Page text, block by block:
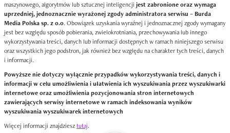
maszynowego, algorytmów lub sztucznej inteligencji jest zabronione oraz wymaga
uprzedniej, jednoznacznie wyrażonej zgody administratora serwisu – Burda
Media Polska sp. z o.o. Obowiązek uzyskania wyraźnej i jednoznacznej zgody wymagany
jest bez względu sposób pobierania, zwielokrotniania, przechowywania lub innego
wykorzystywania treści, danych lub informacji dostępnych w ramach niniejszego serwisu
oraz wszystkich jego podstron, jak również bez względu na charakter tych treści, danych
i informacji.
Powyższe nie dotyczy wyłącznie przypadków wykorzystywania treści, danych i
informacji w celu umożliwienia i ułatwienia ich wyszukiwania przez wyszukiwarki
internetowe oraz umożliwienia pozycjonowania stron internetowych
zawierających serwisy internetowe w ramach indeksowania wyników
wyszukiwania wyszukiwarek internetowych
Więcej informacji znajdziesztutaj.